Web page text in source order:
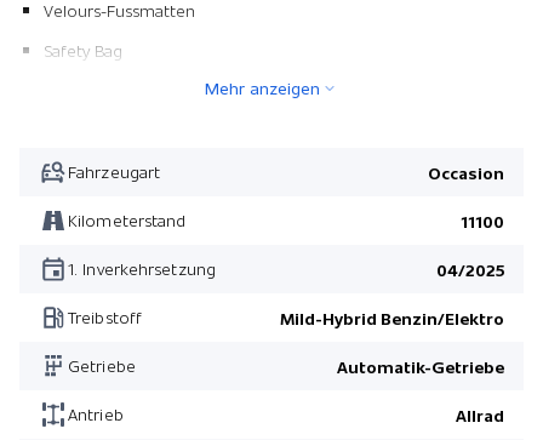
Velours-Fussmatten
Safety Bag
Mehr anzeigen
Fahrzeugart Occasion
Kilometerstand 11100
1. Inverkehrsetzung 04/2025
Treibstoff Mild-Hybrid Benzin/Elektro
Getriebe Automatik-Getriebe
Antrieb Allrad